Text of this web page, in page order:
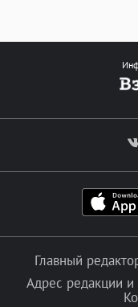
Главный
Адрес редакции и